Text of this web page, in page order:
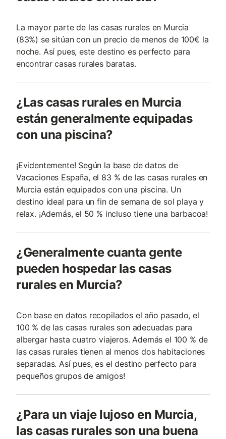
La mayor parte de las casas rurales en Murcia
(83%) se sitúan con un precio de menos de 100€ la
noche. Así pues, este destino es perfecto para
encontrar casas rurales baratas.
¿Las casas rurales en Murcia
están generalmente equipadas
con una piscina?
¡Evidentemente! Según la base de datos de
Vacaciones España, el 83 % de las casas rurales en
Murcia están equipados con una piscina. Un
destino ideal para un fin de semana de sol playa y
relax. ¡Además, el 50 % incluso tiene una barbacoa!
¿Generalmente cuanta gente
pueden hospedar las casas
rurales en Murcia?
Con base en datos recopilados el año pasado, el
100 % de las casas rurales son adecuadas para
albergar hasta cuatro viajeros. Además el 100 % de
las casas rurales tienen al menos dos habitaciones
separadas. Así pues, es el destino perfecto para
pequeños grupos de amigos!
¿Para un viaje lujoso en Murcia,
las casas rurales son una buena